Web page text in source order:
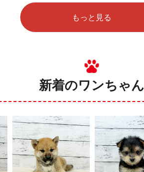
もっと見る
新着のワンちゃん